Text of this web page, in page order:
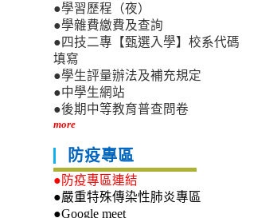
●學習歷程（夜）
●學雜費繳費及查詢
●四技二專【甄選入學】校系代碼
填寫
●學生評量辦法及補充規定
●中學生網站
●後期中等教育普查問卷
more
防疫專區
●防疫專區連結
●嚴重特殊傳染性肺炎專區
●Google meet